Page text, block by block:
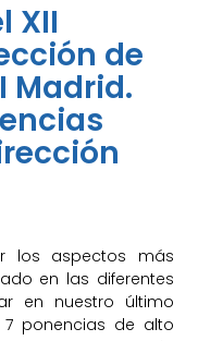
XII
de
Madrid.
los aspectos más
en las diferentes
en nuestro último
7 ponencias de alto